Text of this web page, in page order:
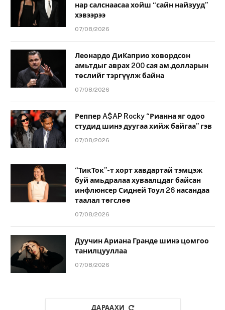
нар салснаасаа хойш “сайн найзууд”
хэвээрээ
07/08/2026
Леонардо ДиКаприо ховордсон
амьтдыг аврах 200 сая ам.долларын
төслийг тэргүүлж байна
07/08/2026
Реппер A$AP Rocky “Рианна яг одоо
студид шинэ дуугаа хийж байгаа” гэв
07/08/2026
“ТикТок”-т хорт хавдартай тэмцэж
буй амьдралаа хуваалцдаг байсан
инфлюнсер Сидней Тоул 26 насандаа
таалал төгслөө
07/08/2026
Дуучин Ариана Гранде шинэ цомгоо
танилцууллаа
07/08/2026
ДАРААХИ